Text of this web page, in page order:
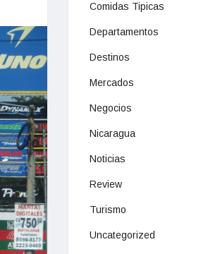
Comidas Tipicas
Departamentos
Destinos
Mercados
Negocios
Nicaragua
Noticias
Review
Turismo
Uncategorized